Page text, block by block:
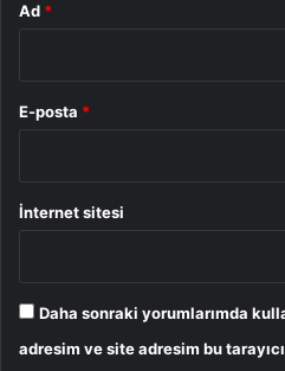
Ad *
E-posta *
İnternet sitesi
Daha sonraki yorumlarımda
adresim ve site adresim bu